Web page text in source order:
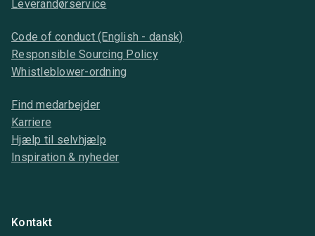
Leverandørservice
Code of conduct (English - dansk)
Responsible Sourcing Policy
Whistleblower-ordning
Find medarbejder
Karriere
Hjælp til selvhjælp
Inspiration & nyheder
Kontakt